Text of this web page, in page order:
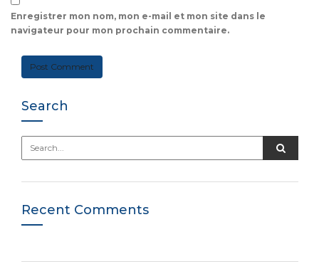
Enregistrer mon nom, mon e-mail et mon site dans le
navigateur pour mon prochain commentaire.
Search
Recent Comments